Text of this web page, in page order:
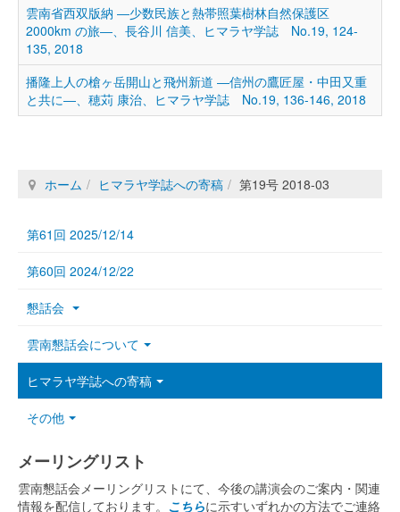
雲南省西双版納 ―少数民族と熱帯照葉樹林自然保護区
2000km の旅―、長谷川 信美、ヒマラヤ学誌 No.19, 124-
135, 2018
播隆上人の槍ヶ岳開山と飛州新道 ―信州の鷹匠屋・中田又重
と共に―、穂苅 康治、ヒマラヤ学誌 No.19, 136-146, 2018
ホーム ヒマラヤ学誌への寄稿 第19号 2018-03
第61回 2025/12/14
第60回 2024/12/22
懇話会
雲南懇話会について
ヒマラヤ学誌への寄稿
その他
メーリングリスト
雲南懇話会メーリングリストにて、今後の講演会のご案内・関連
情報を配信しております。 こちらに示すいずれかの方法でご連絡